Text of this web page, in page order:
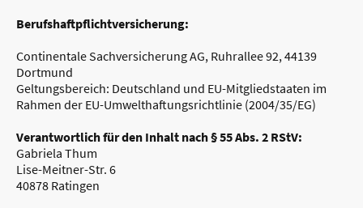
Berufshaftpflichtversicherung:
Continentale Sachversicherung AG, Ruhrallee 92, 44139
Dortmund
Geltungsbereich: Deutschland und EU-Mitgliedstaaten im
Rahmen der EU-Umwelthaftungsrichtlinie (2004/35/EG)
Verantwortlich für den Inhalt nach § 55 Abs. 2 RStV:
Gabriela Thum
Lise-Meitner-Str. 6
40878 Ratingen